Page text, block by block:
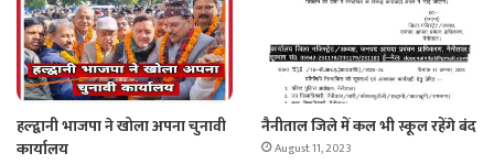
हल्द्वानी भाजपा ने खोला अपना चुनावी
कार्यालय
नैनीताल जिले में कल भी स्कूल रहेंगे बंद
August 11, 2023